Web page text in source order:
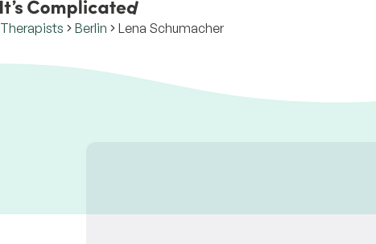
Therapists Berlin Lena Schumacher